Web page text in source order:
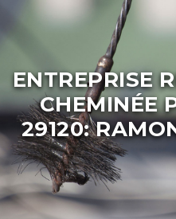
ENTREPRISE
CHEMINÉE
29120: